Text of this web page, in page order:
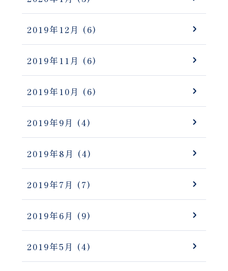
2019年12月 (6)
2019年11月 (6)
2019年10月 (6)
2019年9月 (4)
2019年8月 (4)
2019年7月 (7)
2019年6月 (9)
2019年5月 (4)